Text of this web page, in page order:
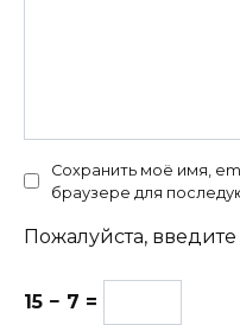
Сохранить моё имя,
браузере для
Пожалуйста,
15 − 7 =